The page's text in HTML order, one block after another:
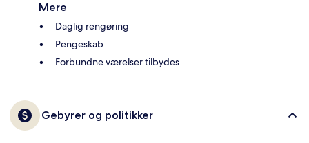
Mere
Daglig rengøring
Pengeskab
Forbundne værelser tilbydes
Gebyrer og politikker